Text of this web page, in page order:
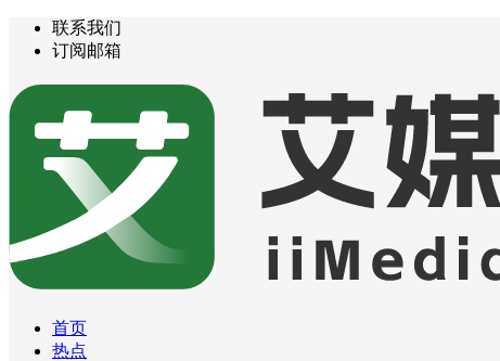
联系我们
订阅邮箱
首页
热点